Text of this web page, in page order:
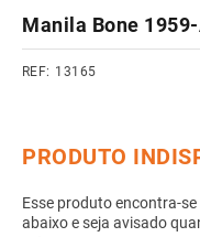
Manila Bone
13165
4º vaso sanitário
9º porta